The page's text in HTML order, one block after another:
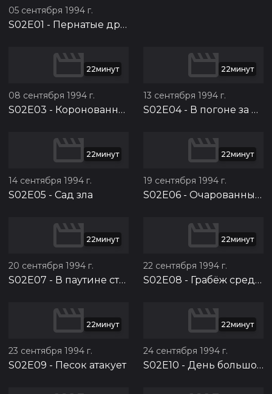
05 сентября 1994 г.
S02E01 - Пернатые друзья
22минут
08 сентября 1994 г.
S02E03 - Коронованная крыса
22минут
13 сентября 1994 г.
S02E04- В погоне за дымом
22минут
14 сентября 1994 г.
S02E05 - Сад зла
22минут
19 сентября 1994 г.
S02E06 - Очарованный джинн
22минут
20 сентября 1994 г.
S02E07 - В паутине страха
22минут
22 сентября 1994 г.
S02E08 - Грабёж средь синя моря
22минут
23 сентября 1994 г.
S02E09 - Песок атакует
22минут
24 сентября 1994 г.
S02E10 - День большого чиха